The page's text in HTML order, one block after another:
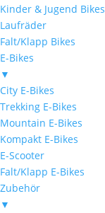
Kinder & Jugend Bikes
Laufräder
Falt/Klapp Bikes
E-Bikes
▼
City E-Bikes
Trekking E-Bikes
Mountain E-Bikes
Kompakt E-Bikes
E-Scooter
Falt/Klapp E-Bikes
Zubehör
▼